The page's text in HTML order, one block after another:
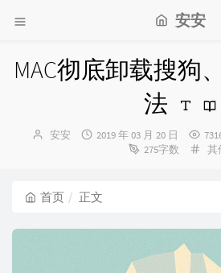
安安
MAC彻底卸载搜狗
法
博
安安
发
2019 年 03 月 20 日
275字数
分
其
首页 正文